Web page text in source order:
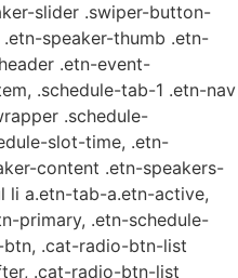
slider .swiper-button-
speaker-thumb .etn-
.etn-event-
.schedule-tab-1 .etn-nav
.schedule-
slot-time, .etn-
content .etn-speakers-
li a.etn-tab-a.etn-active,
primary, .etn-schedule-
.cat-radio-btn-list
.cat-radio-btn-list